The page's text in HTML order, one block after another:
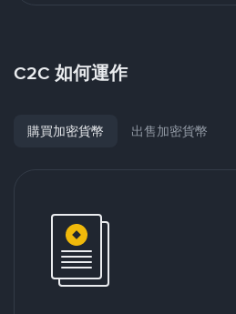
C2C 如何運作
購買加密貨幣 出售加密貨幣